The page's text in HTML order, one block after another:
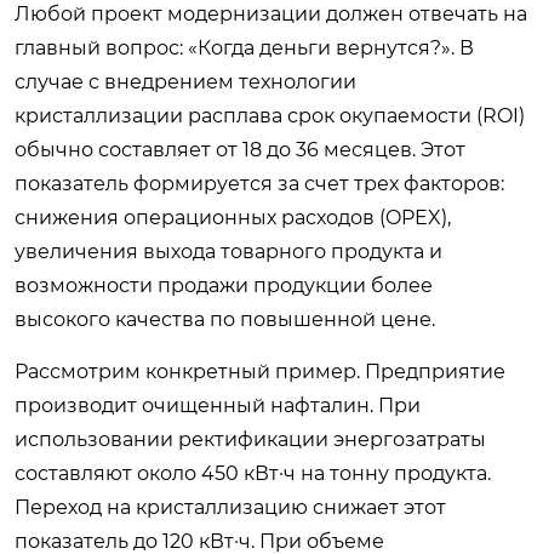
Любой проект модернизации должен отвечать на
главный вопрос: «Когда деньги вернутся?». В
случае с внедрением технологии
кристаллизации расплава срок окупаемости (ROI)
обычно составляет от 18 до 36 месяцев. Этот
показатель формируется за счет трех факторов:
снижения операционных расходов (OPEX),
увеличения выхода товарного продукта и
возможности продажи продукции более
высокого качества по повышенной цене.
Рассмотрим конкретный пример. Предприятие
производит очищенный нафталин. При
использовании ректификации энергозатраты
составляют около 450 кВт·ч на тонну продукта.
Переход на кристаллизацию снижает этот
показатель до 120 кВт·ч. При объеме